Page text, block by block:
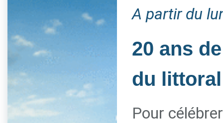
A partir du
20 ans
du littoral
Pour